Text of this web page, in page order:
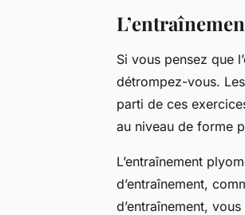
Si vous pensez que
détrompez-vous. Les
parti de ces
au niveau de forme
L’entraînement
d’entraînement,
d’entraînement,